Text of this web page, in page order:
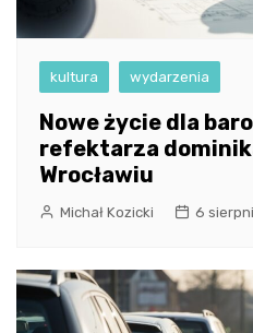
kultura wydarzenia
Nowe życie dla
refektarza
Wrocławiu
Michał Kozicki 6